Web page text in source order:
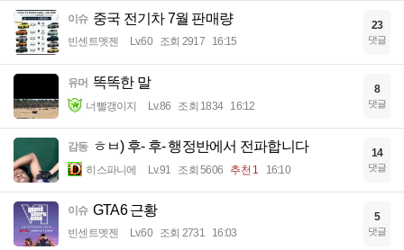
이슈 중국 전기차 7월 판매량
빈센트멧젠 Lv.60 조회 2917 16:15
23
댓글
유머 똑똑한 말
너빨갱이지 Lv.86 조회 1834 16:12
8
댓글
감동 ㅎㅂ) 후- 후- 행정반에서 전파합니다
히스파니에 Lv.91 조회 5606 추천 1 16:10
14
댓글
이슈 GTA6 근황
빈센트멧젠 Lv.60 조회 2731 16:03
5
댓글